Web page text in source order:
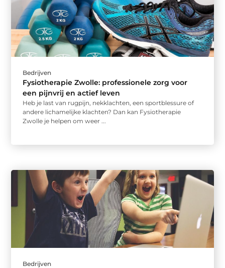
Bedrijven
Fysiotherapie Zwolle: professionele zorg voor
een pijnvrij en actief leven
Heb je last van rugpijn, nekklachten, een sportblessure of
andere lichamelijke klachten? Dan kan Fysiotherapie
Zwolle je helpen om weer ...
Bedrijven